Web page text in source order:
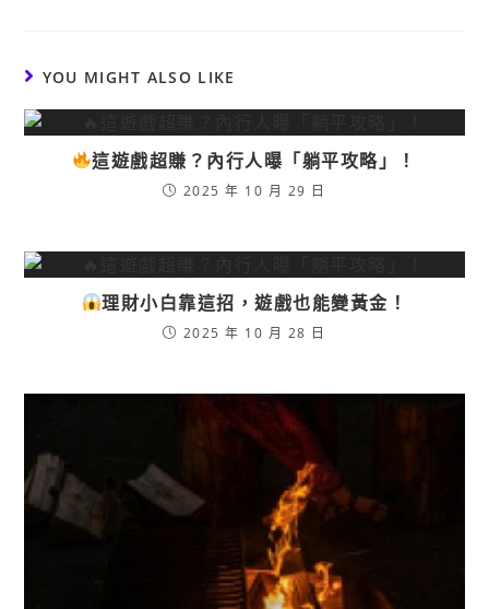
YOU MIGHT ALSO LIKE
這遊戲超賺？內行人曝「躺平攻略」！
2025 年 10 月 29 日
理財小白靠這招，遊戲也能變黃金！
2025 年 10 月 28 日